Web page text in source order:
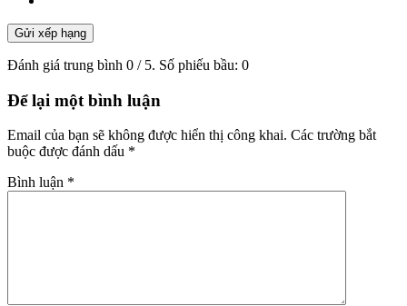
Gửi xếp hạng
Đánh giá trung bình 0 / 5. Số phiếu bầu: 0
Để lại một bình luận
Email của bạn sẽ không được hiển thị công khai. Các trường bắt
buộc được đánh dấu *
Bình luận *